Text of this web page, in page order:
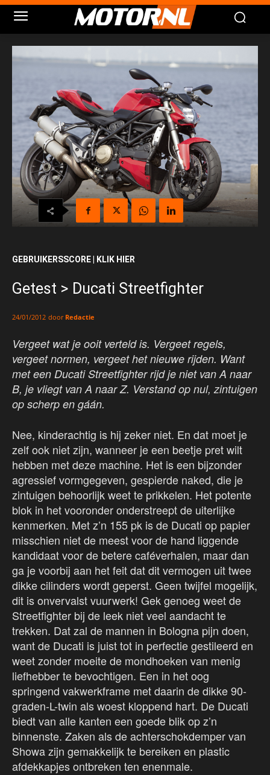
GEBRUIKERSSCORE | KLIK HIER
Getest > Ducati Streetfighter
24/01/2012 door Redactie
Vergeet wat je ooit verteld is. Vergeet regels,
vergeet normen, vergeet het nieuwe rijden. Want
met een Ducati Streetfighter rijd je niet van A naar
B, je vliegt van A naar Z. Verstand op nul, zintuigen
op scherp en gáán.
Nee, kinderachtig is hij zeker niet. En dat moet je
zelf ook niet zijn, wanneer je een beetje pret wilt
hebben met deze machine. Het is een bijzonder
agressief vormgegeven, gespierde naked, die je
zintuigen behoorlijk weet te prikkelen. Het potente
blok in het vooronder onderstreept de uiterlijke
kenmerken. Met z’n 155 pk is de Ducati op papier
misschien niet de meest voor de hand liggende
kandidaat voor de betere caféverhalen, maar dan
ga je voorbij aan het feit dat dit vermogen uit twee
dikke cilinders wordt geperst. Geen twijfel mogelijk,
dit is onvervalst vuurwerk! Gek genoeg weet de
Streetfighter bij de leek niet veel aandacht te
trekken. Dat zal de mannen in Bologna pijn doen,
want de Ducati is juist tot in perfectie gestileerd en
weet zonder moeite de mondhoeken van menig
liefhebber te bevochtigen. Een in het oog
springend vakwerkframe met daarin de dikke 90-
graden-L-twin als woest kloppend hart. De Ducati
biedt van alle kanten een goede blik op z’n
binnenste. Zaken als de achterschokdemper van
Showa zijn gemakkelijk te bereiken en plastic
afdekkapjes ontbreken ten enenmale.